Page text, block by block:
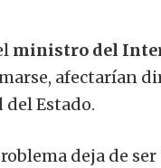
ministro del
afectarían
Estado.
deja de